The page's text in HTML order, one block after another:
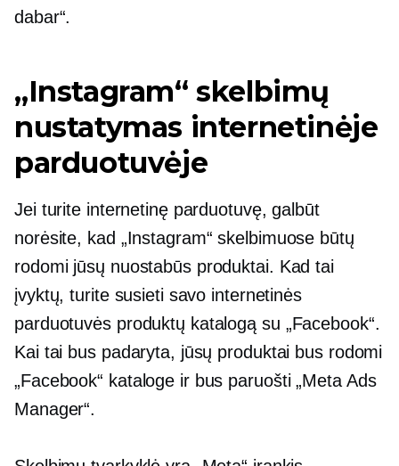
dabar“.
„Instagram“ skelbimų
nustatymas internetinėje
parduotuvėje
Jei turite internetinę parduotuvę, galbūt
norėsite, kad „Instagram“ skelbimuose būtų
rodomi jūsų nuostabūs produktai. Kad tai
įvyktų, turite susieti savo internetinės
parduotuvės produktų katalogą su „Facebook“.
Kai tai bus padaryta, jūsų produktai bus rodomi
„Facebook“ kataloge ir bus paruošti „Meta Ads
Manager“.